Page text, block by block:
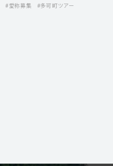
#愛称募集
#多可町ツアー